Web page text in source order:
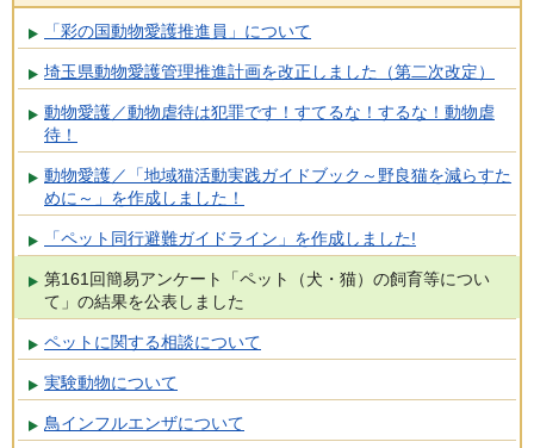
「彩の国動物愛護推進員」について
埼玉県動物愛護管理推進計画を改正しました（第二次改定）
動物愛護／動物虐待は犯罪です！すてるな！するな！動物虐
待！
動物愛護／「地域猫活動実践ガイドブック～野良猫を減らすた
めに～」を作成しました！
「ペット同行避難ガイドライン」を作成しました!
第161回簡易アンケート「ペット（犬・猫）の飼育等につい
て」の結果を公表しました
ペットに関する相談について
実験動物について
鳥インフルエンザについて